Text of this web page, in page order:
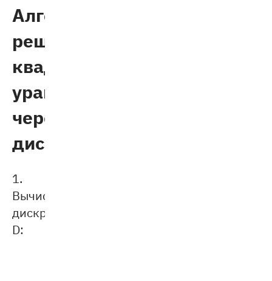
Алгоритм
решения
квадратного
уравнения
через
диск
1.
Вычислите
диcкриминант
D: